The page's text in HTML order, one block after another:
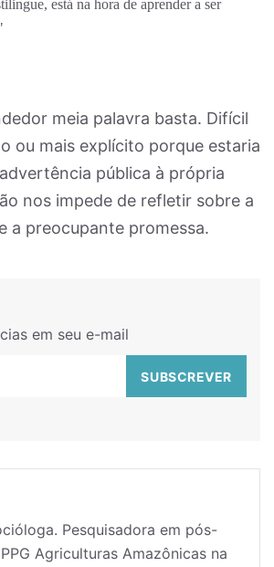
está na hora de aprender a ser
meia palavra basta. Difícil
ou mais explícito porque estaria
pública à própria
nos impede de refletir sobre a
e a preocupante promessa.
em seu e-mail
Pesquisadora em pós-
Agriculturas Amazônicas na